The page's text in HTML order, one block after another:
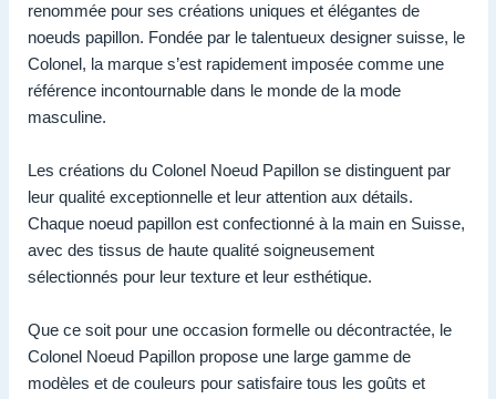
renommée pour ses créations uniques et élégantes de
noeuds papillon. Fondée par le talentueux designer suisse, le
Colonel, la marque s’est rapidement imposée comme une
référence incontournable dans le monde de la mode
masculine.
Les créations du Colonel Noeud Papillon se distinguent par
leur qualité exceptionnelle et leur attention aux détails.
Chaque noeud papillon est confectionné à la main en Suisse,
avec des tissus de haute qualité soigneusement
sélectionnés pour leur texture et leur esthétique.
Que ce soit pour une occasion formelle ou décontractée, le
Colonel Noeud Papillon propose une large gamme de
modèles et de couleurs pour satisfaire tous les goûts et